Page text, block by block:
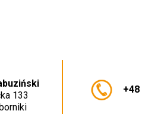
133
+48